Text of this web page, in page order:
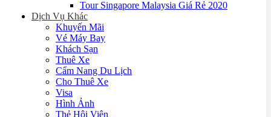
Tour Singapore Malaysia Giá Rẻ 2020
Dịch Vụ Khác
Khuyến Mãi
Vé Máy Bay
Khách Sạn
Thuê Xe
Cẩm Nang Du Lịch
Cho Thuê Xe
Visa
Hình Ảnh
Thẻ Hội Viên